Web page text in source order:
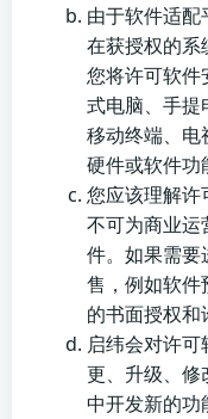
由于软件适
在获授权的系
您将许可软件
式电脑、手提
移动终端、电
硬件或软件功
您应该理解许
不可为商业运
件。如果需要
售，例如软件
的书面授权和
启纬会对许
更、升级、修
中开发新的功